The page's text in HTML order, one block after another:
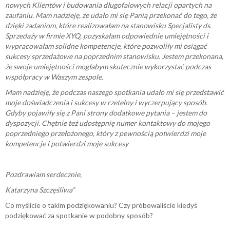
nowych Klientów i budowania długofalowych relacji opartych na
zaufaniu. Mam nadzieję, że udało mi się Panią przekonać do tego, że
dzięki zadaniom, które realizowałam na stanowisku Specjalisty ds.
Sprzedaży w firmie XYQ, pozyskałam odpowiednie umiejętności i
wypracowałam solidne kompetencje, które pozwoliły mi osiągać
sukcesy sprzedażowe na poprzednim stanowisku. Jestem przekonana,
że swoje umiejętności mogłabym skutecznie wykorzystać podczas
współpracy w Waszym zespole.
Mam nadzieję, że podczas naszego spotkania udało mi się przedstawić
moje doświadczenia i sukcesy w rzetelny i wyczerpujący sposób.
Gdyby pojawiły się z Pani strony dodatkowe pytania – jestem do
dyspozycji. Chętnie też udostępnię numer kontaktowy do mojego
poprzedniego przełożonego, który z pewnością potwierdzi moje
kompetencje i potwierdzi moje sukcesy
Pozdrawiam serdecznie,
Katarzyna Szczęśliwa”
Co myślicie o takim podziękowaniu? Czy próbowaliście kiedyś
podziękować za spotkanie w podobny sposób?